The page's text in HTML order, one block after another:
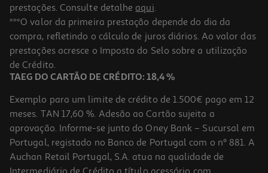
Suplemento Biorga Ecophane Anagen 90comp
0.2 €/un
18,20 €
prestações. Consulte detalhe aqui.
***O valor da primeira prestação depende do dia da
compra, refletindo o cálculo de juros diários. Ao valor das
prestações acresce o Imposto do Selo sobre a utilização
de Crédito.
TAEG DO CARTÃO DE CRÉDITO: 18,4 %
Exemplo para um limite de crédito de 1.500€ pago em 12
meses. TAN 17,60 %. Adesão ao Cartão sujeita a
aprovação. Informe-se junto do Oney Bank – Sucursal em
Portugal, registado no Banco de Portugal com o nº 881. A
Auchan Retail Portugal, S.A. atua na qualidade de